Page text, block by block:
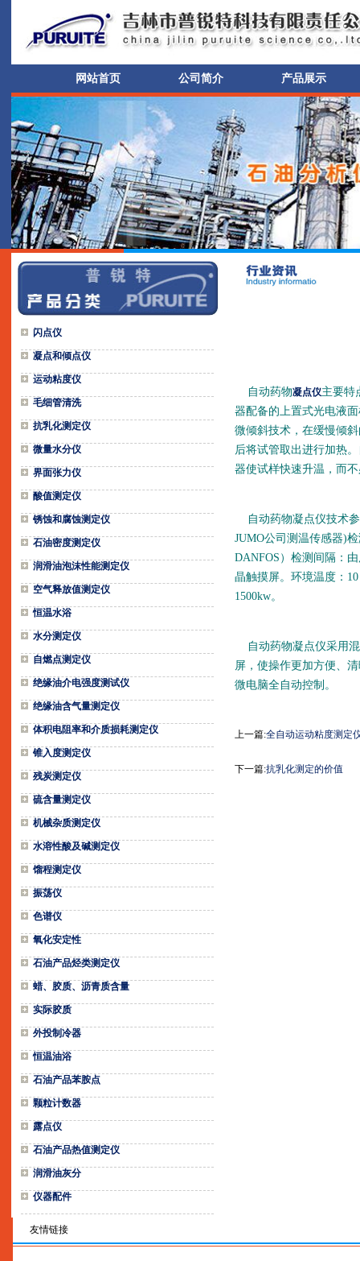
网站首页 公司简介 产品展示
闪点仪
凝点和倾点仪
运动粘度仪
毛细管清洗
抗乳化测定仪
微量水分仪
界面张力仪
酸值测定仪
锈蚀和腐蚀测定仪
石油密度测定仪
润滑油泡沫性能测定仪
空气释放值测定仪
恒温水浴
水分测定仪
自燃点测定仪
绝缘油介电强度测试仪
绝缘油含气量测定仪
体积电阻率和介质损耗测定仪
锥入度测定仪
残炭测定仪
硫含量测定仪
机械杂质测定仪
水溶性酸及碱测定仪
馏程测定仪
振荡仪
色谱仪
氧化安定性
石油产品烃类测定仪
蜡、胶质、沥青质含量
实际胶质
外投制冷器
恒温油浴
石油产品苯胺点
颗粒计数器
露点仪
石油产品热值测定仪
润滑油灰分
仪器配件
自动药物凝点仪主要特
器配备的上置式光电液
微倾斜技术，在缓慢倾
后将试管取出进行加热
器使试样快速升温，而
自动药物凝点仪技术参
JUMO公司测温传感器)
DANFOS）检测间隔：
晶触摸屏。环境温度：
1500kw。
自动药物凝点仪采用混
屏，使操作更加方便、
微电脑全自动控制。
上一篇:全自动运动粘度测定
下一篇:抗乳化测定的价值
友情链接